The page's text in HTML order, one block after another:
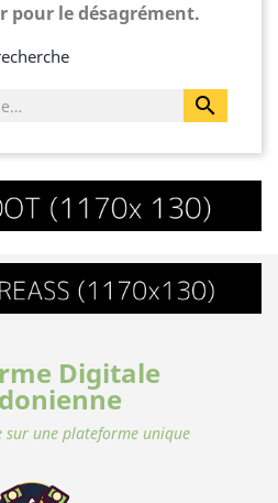
pour le désagrément.

Digitale
sur une plateforme unique